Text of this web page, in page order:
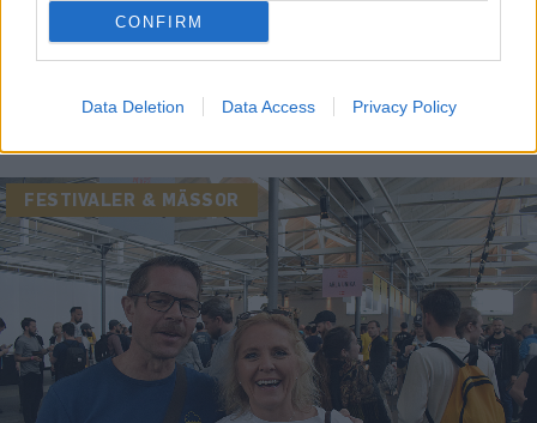
CONFIRM
Data Deletion Data Access Privacy Policy
FESTIVALER & MÄSSOR
Mikkellers ölfest en succé från
FESTIVALER & MÄSSOR